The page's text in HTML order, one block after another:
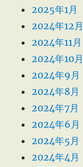
2025年1月
2024年12月
2024年11月
2024年10月
2024年9月
2024年8月
2024年7月
2024年6月
2024年5月
2024年4月